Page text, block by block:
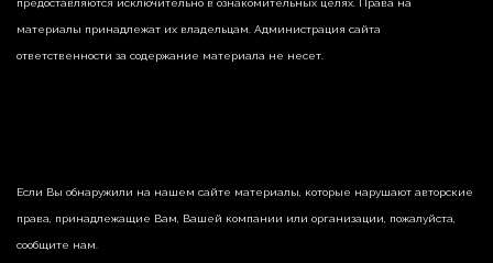
предоставляются исключительно в ознакомительных целях. Права на
материалы принадлежат их владельцам. Администрация сайта
ответственности за содержание материала не несет.
Если Вы обнаружили на нашем сайте материалы, которые нарушают авторские
права, принадлежащие Вам, Вашей компании или организации, пожалуйста,
сообщите нам.